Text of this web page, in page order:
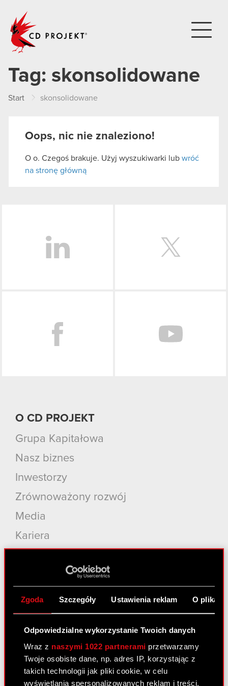
Zgoda Szczegóły Ustawienia reklam O
Odpowiedzialne wykorzystanie Twoich danych
Wraz z naszymi 1022 partnerami przetwarzamy
Twoje osobiste dane, np. adres IP, korzystając z
takich technologii jak pliki cookie, w celu
wyświetlania spersonalizowanych reklam i treści,
Tag: skonsolidowane
Start skonsolidowane
Oops, nic nie znaleziono!
O o. Czegoś brakuje. Użyj wyszukiwarki lub wróć
na stronę główną
O CD PROJEKT
Grupa Kapitałowa
Nasz biznes
Inwestorzy
Zrównoważony rozwój
Media
Kariera
Produkty
Wiedźmin 3: Dziki Gon
Wiedźmin 2: Zabójcy Królów